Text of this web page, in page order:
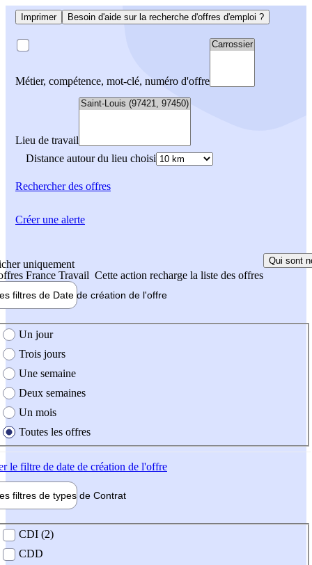
Imprimer Besoin d'aide sur la recherche d'offres d'emploi ?
Métier, compétence, mot-clé, numéro d'offre
Lieu de travail
Distance autour du lieu choisi
Rechercherdes offres
uniquement
France Travail Cette action recharge la liste des offres
Qui sont
filtres de Date de création de l'offre
création de l'offre
Un jour
Trois jours
Une semaine
Deux semaines
Un mois
Toutes les offres
le filtre de date de création de l'offre
filtres de types de Contrat
contrat
CDI (2)
CDD
Créer une alerte